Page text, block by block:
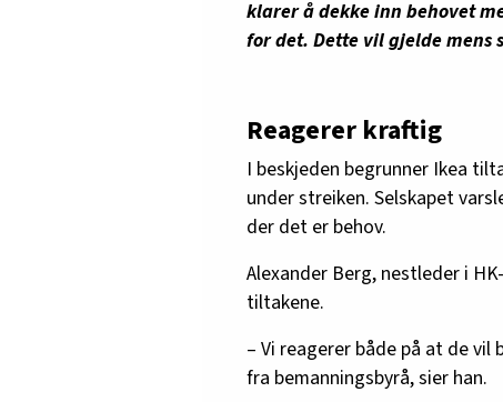
klarer å dekke inn behovet
for det. Dette vil gjelde mens
Reagerer kraftig
I beskjeden begrunner Ikea
under streiken. Selskapet
der det er behov.
Alexander Berg, nestleder i
tiltakene.
– Vi reagerer både på at de
fra bemanningsbyrå, sier han.